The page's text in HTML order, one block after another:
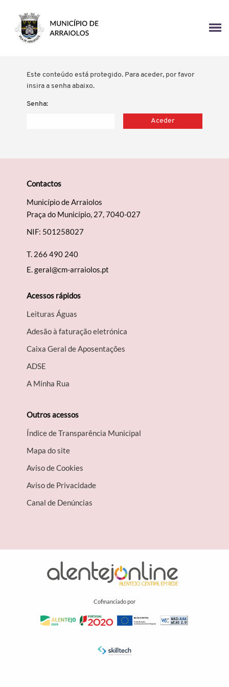
Termo de Pesquisa
Categorias gerais
Filtros
Este conteúdo está protegido. Para aceder, por favor
insira a senha abaixo.
Senha:
Contactos
Município de Arraiolos
Praça do Município, 27, 7040-027
NIF: 501258027
T. 266 490 240
E.geral@cm-arraiolos.pt
Acessos rápidos
Leituras Águas
Adesão à faturação eletrónica
Caixa Geral de Aposentações
A​DSE
A Minha Rua
Outros acessos
Índice de Transparência Municipal
Mapa do site
Aviso de Cookies
Aviso de Privacidade
Canal de Denúncias
Cofinanciado por